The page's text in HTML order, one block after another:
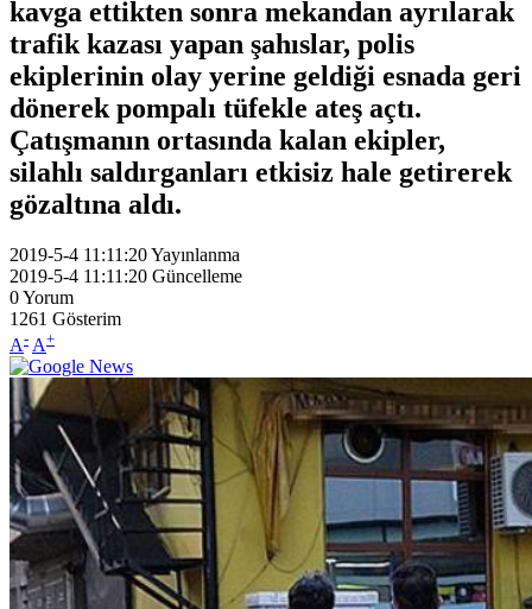
kavga ettikten sonra mekandan ayrılarak
trafik kazası yapan şahıslar, polis
ekiplerinin olay yerine geldiği esnada geri
dönerek pompalı tüfekle ateş açtı.
Çatışmanın ortasında kalan ekipler,
silahlı saldırganları etkisiz hale getirerek
gözaltına aldı.
2019-5-4 11:11:20Yayınlanma
2019-5-4 11:11:20 Güncelleme
0Yorum
1261 Gösterim
A- A+